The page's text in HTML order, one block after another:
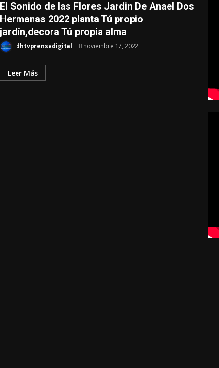
El Sonido de las Flores Jardin De Anael Dos
Hermanas 2022 planta Tú propio
jardín,decora Tú propia alma
dhtvprensadigital noviembre 17, 2022
Leer Más